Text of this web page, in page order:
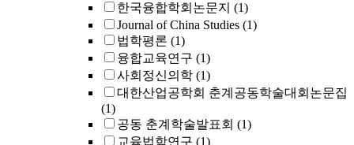
한국융합학회논문지 (1)
Journal of China Studies (1)
법학평론 (1)
융합교육연구 (1)
사회정신의학 (1)
대한산업공학회 춘계공동학술대회논문집
(1)
공동 춘계학술발표회 (1)
교육법학연구 (1)